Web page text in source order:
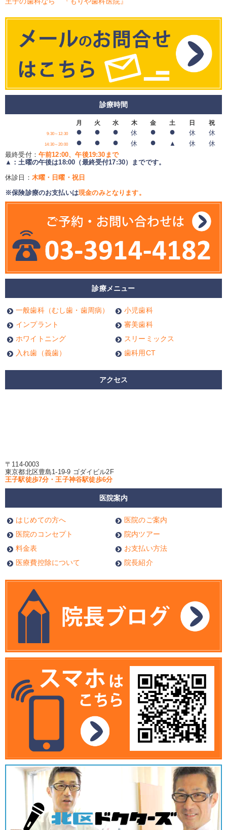
診療時間
月 火 水 木 金 土 日 祝
9:30～12:30 ● ● ● 休 ● ● 休 休
14:30～20:00 ● ● ● 休 ● ▲ 休
休
最終受付： 午前12:00、午後19:30まで
▲：土曜の午後は18:00（最終受付17:30）までです。
休診日： 木曜・日曜・祝日
※保険診療のお支払いは現金のみとなります。
診療メニュー
一般歯科（むし歯・歯周病）
小児歯科
インプラント
審美歯科
ホワイトニング
スリーミックス
入れ歯（義歯）
歯科用CT
アクセス
〒114-0003
東京都北区豊島1-19-9 ゴダイビル2F
王子駅徒歩7分・王子神谷駅徒歩6分
医院案内
はじめての方へ
医院のご案内
医院のコンセプト
院内ツアー
料金表
お支払い方法
医療費控除について
院長紹介